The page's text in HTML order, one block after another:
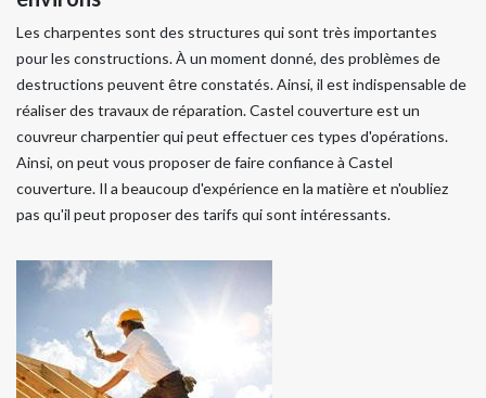
Les charpentes sont des structures qui sont très importantes
pour les constructions. À un moment donné, des problèmes de
destructions peuvent être constatés. Ainsi, il est indispensable de
réaliser des travaux de réparation. Castel couverture est un
couvreur charpentier qui peut effectuer ces types d'opérations.
Ainsi, on peut vous proposer de faire confiance à Castel
couverture. Il a beaucoup d'expérience en la matière et n'oubliez
pas qu'il peut proposer des tarifs qui sont intéressants.